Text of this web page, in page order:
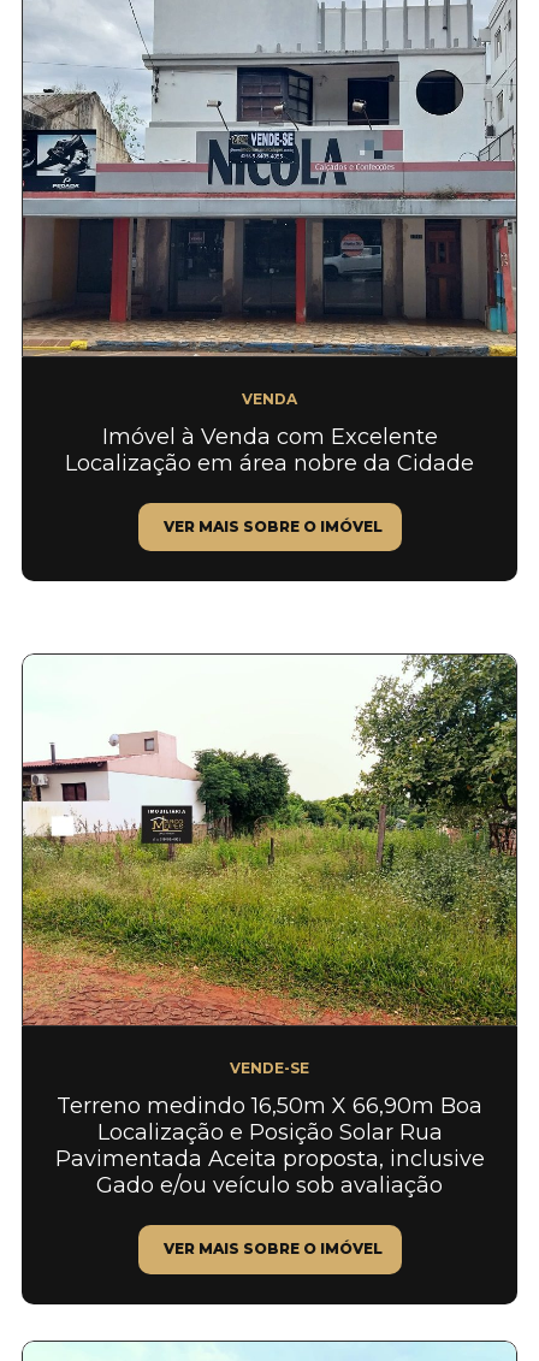
VENDA
Imóvel à Venda com Excelente
Localização em área nobre da Cidade
VER MAIS SOBRE O IMÓVEL
VENDE-SE
Terreno medindo 16,50m X 66,90m Boa
Localização e Posição Solar Rua
Pavimentada Aceita proposta, inclusive
Gado e/ou veículo sob avaliação
VER MAIS SOBRE O IMÓVEL